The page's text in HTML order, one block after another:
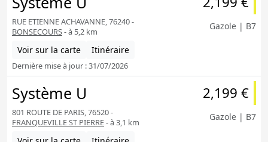
RUE ETIENNE ACHAVANNE, 76240 -
BONSECOURS- à 5,2 km
Voir sur la carte Itinéraire
Dernière mise à jour : 31/07/2026
Gazole | B7
Système U
801 ROUTE DE PARIS, 76520 -
FRANQUEVILLE ST PIERRE- à 3,1 km
2,199 €
Gazole | B7